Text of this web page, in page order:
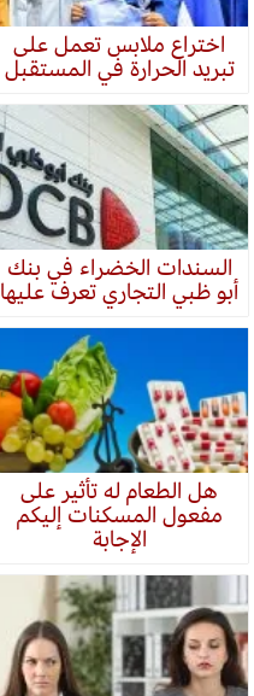
اختراع ملابس تعمل على
تبريد الحرارة في المستقبل
السندات الخضراء في بنك
أبو ظبي التجاري تعرف عليها
هل الطعام له تأثير على
مفعول المسكنات إليكم
الإجابة